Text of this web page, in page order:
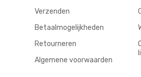
Verzenden
Betaalmogelijkheden
Retourneren
Algemene voorwaarden